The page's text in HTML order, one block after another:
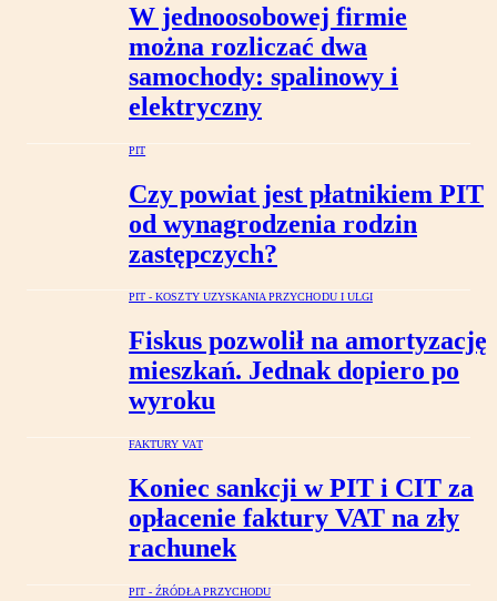
W jednoosobowej firmie
można rozliczać dwa
samochody: spalinowy i
elektryczny
PIT
Czy powiat jest płatnikiem PIT
od wynagrodzenia rodzin
zastępczych?
PIT - KOSZTY UZYSKANIA PRZYCHODU I ULGI
Fiskus pozwolił na amortyzację
mieszkań. Jednak dopiero po
wyroku
FAKTURY VAT
Koniec sankcji w PIT i CIT za
opłacenie faktury VAT na zły
rachunek
PIT - ŹRÓDŁA PRZYCHODU